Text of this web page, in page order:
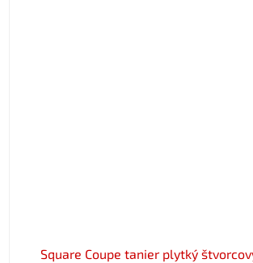
Square Coupe tanier plytký